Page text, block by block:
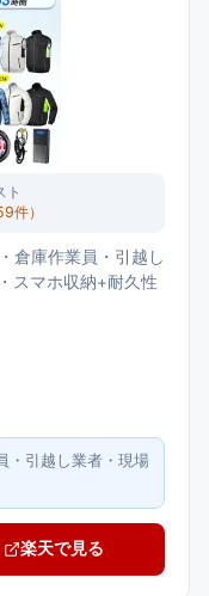
ト
件）
倉庫作業員・引越し
スマホ収納+耐久性
・引越し業者・現場
楽天で見る